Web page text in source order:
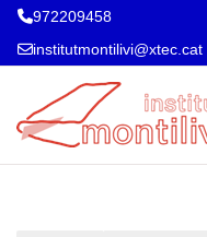
Ves al contingut principal
972209458
institutmontilivi@xtec.cat